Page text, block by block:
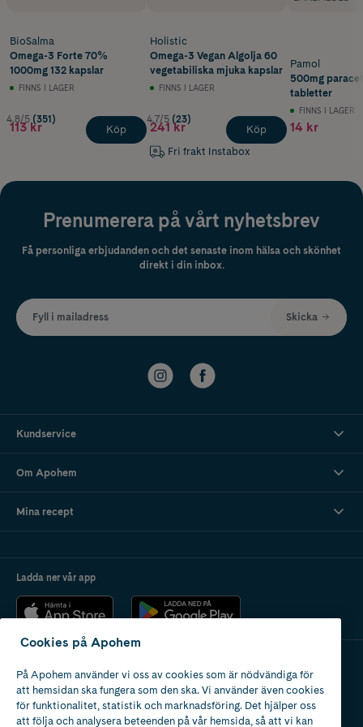
BioSalma
Omega-3 Forte 70%
1000mg 132 kapslar
FINNS I LAGER
4.8/5 (351)
113 kr Köp
Holistic
Omega-3 Vegan Algolja 60
vegetabiliska mjuka kapslar
FINNS I LAGER
4.7/5 (23)
241 kr
Fri frakt Instabox
Köp
Pamol
500mg
tabletter
FINNS I LAGER
14 kr
Prenumerera på vårt nyhetsbrev
Få personliga erbjudanden och det senaste inom hälsa och skönhet
direkt i din inbox.
Fyll i mailadress Skicka
Kundservice
Om Apohem
Mina recept
Ladda ner vår app
Apotek med tillstånd
av Läkemedelsverket
Cookies på Apohem
På Apohem använder vi oss av cookies som är nödvändiga för
att hemsidan ska fungera som den ska. Vi använder även cookies
för funktionalitet, statistik och marknadsföring. Det hjälper oss
att följa och analysera beteenden på vår hemsida, så att vi kan